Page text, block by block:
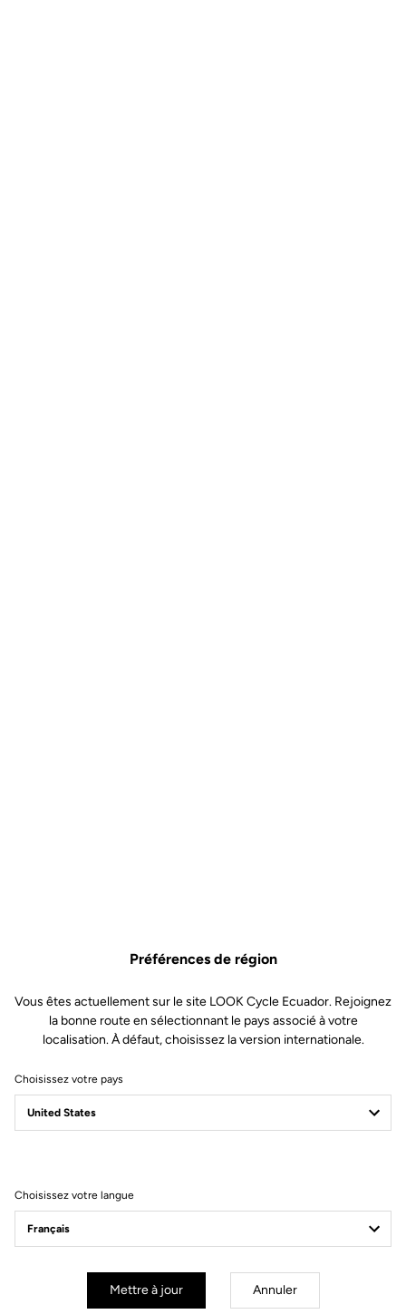
Geo City Grip
Préférences de région
Vous êtes actuellement sur le site LOOK Cycle Ecuador. Rejoignez
la bonne route en sélectionnant le pays associé à votre
localisation. À défaut, choisissez la version internationale.
Choisissez votre pays
Choisissez votre langue
Mettre à jour Annuler